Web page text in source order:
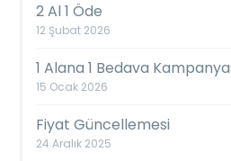
2 Al 1 Öde
12 Şubat 2026
1 Alana 1 Bedava
15 Ocak 2026
Fiyat Güncellemesi
24 Aralık 2025